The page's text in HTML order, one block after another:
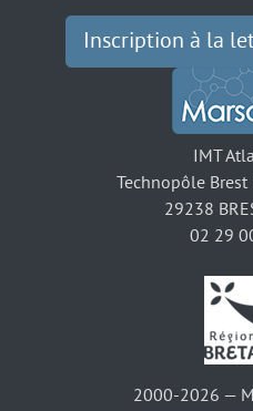
Inscription à la
IMT
Technopôle Brest
29238
02 29
2000-2026 —